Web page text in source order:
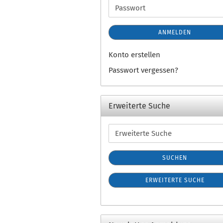
Passwort
ANMELDEN
Konto erstellen
Passwort vergessen?
Erweiterte Suche
Erweiterte
Suche
SUCHEN
ERWEITERTE SUCHE